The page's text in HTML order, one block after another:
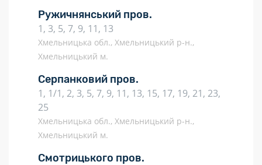
Ружичнянський пров.
1, 3, 5, 7, 9, 11, 13
Хмельницька обл., Хмельницький р-н.,
Хмельницький м.
Серпанковий пров.
1, 1/1, 2, 3, 5, 7, 9, 11, 13, 15, 17, 19, 21, 23,
25
Хмельницька обл., Хмельницький р-н.,
Хмельницький м.
Смотрицького пров.